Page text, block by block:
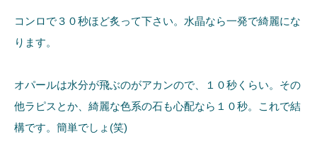
コンロで３０秒ほど炙って下さい。水晶なら一発で綺麗にな
ります。
オパールは水分が飛ぶのがアカンので、１０秒くらい。その
他ラピスとか、綺麗な色系の石も心配なら１０秒。これで結
構です。簡単でしょ(笑)